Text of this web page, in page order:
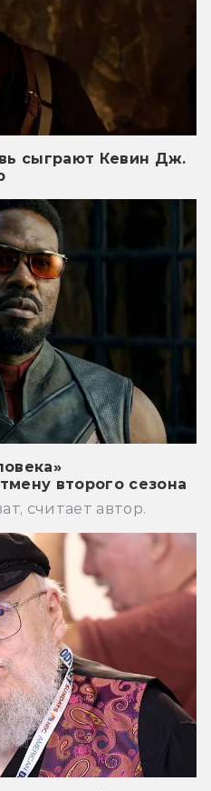
сыграют Кевин Дж.
второго сезона
считает автор.